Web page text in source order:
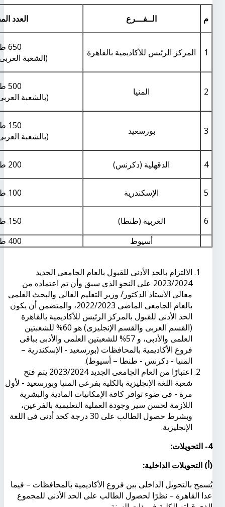
م الــفـــرع العدد
1 المركز الرئيس للأكاديمية بالقاهرة
650 طالب
(الشعبة
2 المنيا
500 طالب
(بالشعبة
3 بورسعيد
150 طالب
(بالشعبة
4 الدقهلية (دكرنس) 200 طالب
5 الإسكندرية 100 طالب
6 الغربية (طنطا)
150 طالب
أسيوط
400 طالب
الالتزام بالحد الأدنى للقبول بالعام الجامعى الجديد
2023/2024 على النحو الذى سبق وأن تم اعتماده من
معالى الأستاذ الدكتور/ وزير التعليم العالى والبحث العلمى
بالعام الجامعى الماضى 2022/2023، والمتضمن أن يكون
الحد الأدنى للقبول بالمركز الرئيس للأكاديمية بالقاهرة
(القسم العربى والقسم الإنجليزى) هو 60% للشعبتين
العلمى والأدبى، و 57% للشعبتين العلمى والأدبى بباقى
فروع الأكاديمية بالمحافظات (بورسعيد - الإسكندرية –
المنيا - دكرنس - طنطا – أسيوط).
اعتبارًا من العام الجامعى الجديد 2023/2024 يتم فتح
شعبة اللغة الإنجليزية بالكلية بفرعى المنيا وبورسعيد - لأول
مرة - فى ضوء توافر كافة الإمكانيات المادية والبشرية
اللازمة لحسن سير وجودة العملية التعليمية بالفرعين،
وبشرط حصول الطالب على 30 درجة كحد أدنى فى اللغة
الإنجليزية.
4- التحويلات:
(أ)التحويلات الداخلية:
يُسمح بالتحويل الداخلى بين فروع الأكاديمية بالمحافظات – فيما
عدا القاهرة – نظرًا لحصول الطالب على الحد الأدنى للمجموع